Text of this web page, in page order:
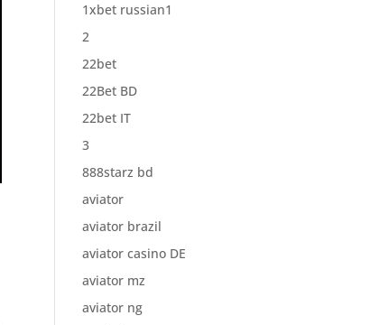
1xbet russian1
2
22bet
22Bet BD
22bet IT
3
888starz bd
aviator
aviator brazil
aviator casino DE
aviator mz
aviator ng